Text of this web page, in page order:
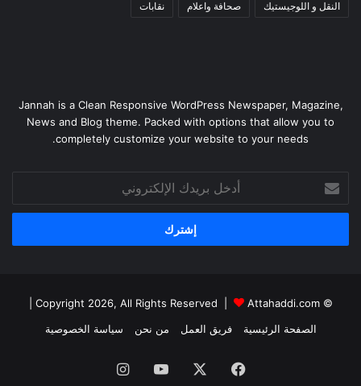
النقل و اللوجيستيك صحافة واعلام نقابات
Jannah is a Clean Responsive WordPress Newspaper, Magazine,
News and Blog theme. Packed with options that allow you to
completely customize your website to your needs.
بريدك
الإلكتروني
© Copyright 2026, All Rights Reserved |
Attahaddi.com
الصفحة الرئيسية
فريق العمل من نحن سياسة الخصوصية
فيسبوك يوتيوبانستقرام